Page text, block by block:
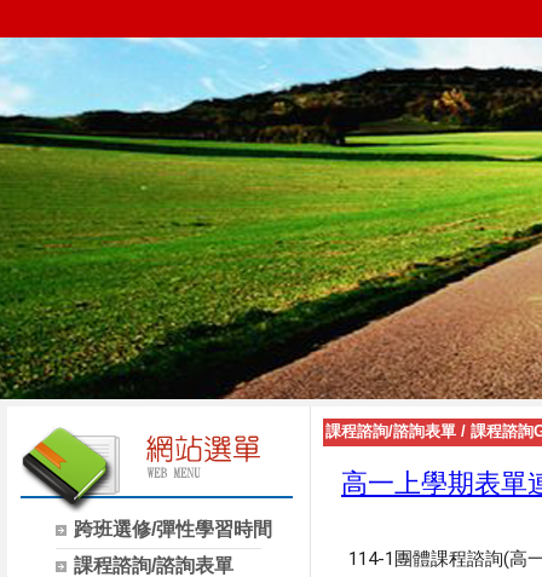
跨班選修/彈性學習時間
課程諮詢/諮詢表單
課程諮詢/諮詢表單 / 課程諮詢
高一上學期表單